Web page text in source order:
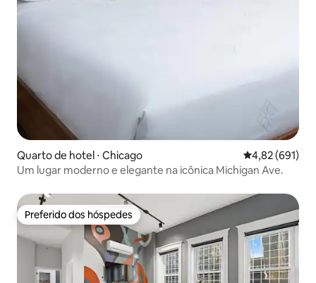
Quarto de hotel ⋅ Chicago 4,82 de uma
4,82 (691)
Um lugar moderno e elegante na icônica Michigan Ave.
Preferido dos hóspedes
Preferido dos hóspedes